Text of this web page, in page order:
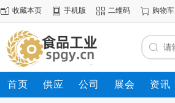
收藏本页 手机版 二维码 购物车
首页 供应 公司 展会 资讯